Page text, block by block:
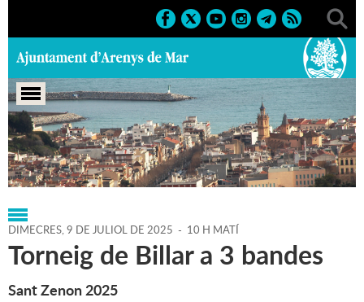
Portada > Regidories > Esports > Agenda > 09-07-2025
DIMECRES,9 DE JULIOL DE 2025 - 10 H MATÍ
Torneig de Billar a 3 bandes
Sant Zenon 2025